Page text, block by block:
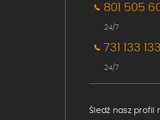
801 505
24/7
731 133 133
24/7
Śledź nasz profil